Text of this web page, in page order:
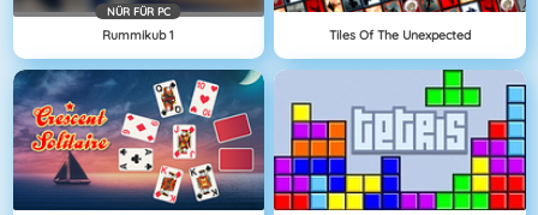
NÜR FÜR PC
Rummikub 1 Tiles Of The Unexpected